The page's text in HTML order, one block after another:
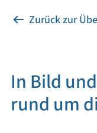
Zurück zur
In Bild
rund um